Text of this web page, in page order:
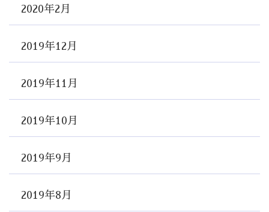
2020年2月
2019年12月
2019年11月
2019年10月
2019年9月
2019年8月